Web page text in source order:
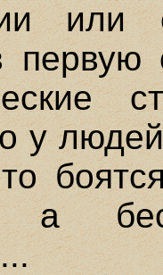
или
первую
у
а